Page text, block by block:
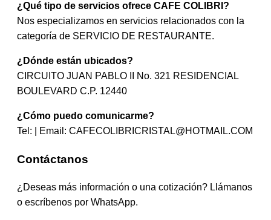
¿Qué tipo de servicios ofrece CAFE COLIBRI?
Nos especializamos en servicios relacionados con la
categoría de SERVICIO DE RESTAURANTE.
¿Dónde están ubicados?
CIRCUITO JUAN PABLO II No. 321 RESIDENCIAL
BOULEVARD C.P. 12440
¿Cómo puedo comunicarme?
Tel: | Email: CAFECOLIBRICRISTAL@HOTMAIL.COM
Contáctanos
¿Deseas más información o una cotización? Llámanos
o escríbenos por WhatsApp.